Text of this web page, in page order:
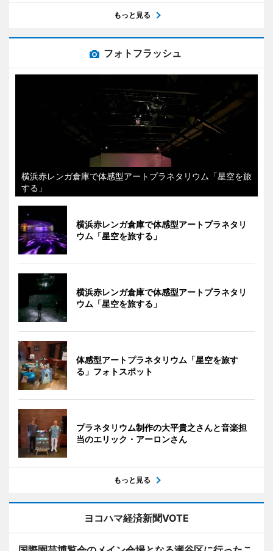
もっと見る
フォトフラッシュ
横浜赤レンガ倉庫で体感型アートプラネタリウム「星空を旅
する」
横浜赤レンガ倉庫で体感型アートプラネタリ
ウム「星空を旅する」
横浜赤レンガ倉庫で体感型アートプラネタリ
ウム「星空を旅する」
体感型アートプラネタリウム「星空を旅す
る」フォトスポット
プラネタリウム制作の大平貴之さんと音楽担
当のエリック・アーロンさん
もっと見る
ヨコハマ経済新聞VOTE